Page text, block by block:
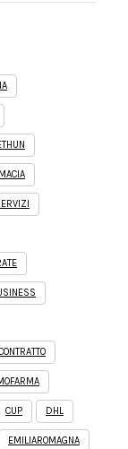
CUP DHL
EMILIAROMAGNA